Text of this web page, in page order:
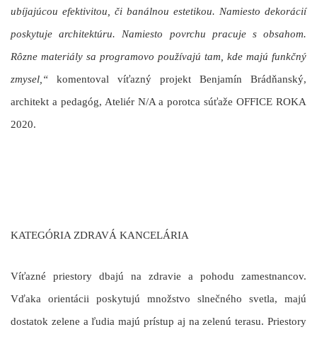
ubíjajúcou efektivitou, či banálnou estetikou. Namiesto dekorácií
poskytuje architektúru. Namiesto povrchu pracuje s obsahom.
Rôzne materiály sa programovo používajú tam, kde majú funkčný
zmysel,“ komentoval víťazný projekt Benjamín Brádňanský,
architekt a pedagóg, Ateliér N/A a porotca súťaže OFFICE ROKA
2020.
KATEGÓRIA ZDRAVÁ KANCELÁRIA
Víťazné priestory dbajú na zdravie a pohodu zamestnancov.
Vďaka orientácii poskytujú množstvo slnečného svetla, majú
dostatok zelene a ľudia majú prístup aj na zelenú terasu. Priestory